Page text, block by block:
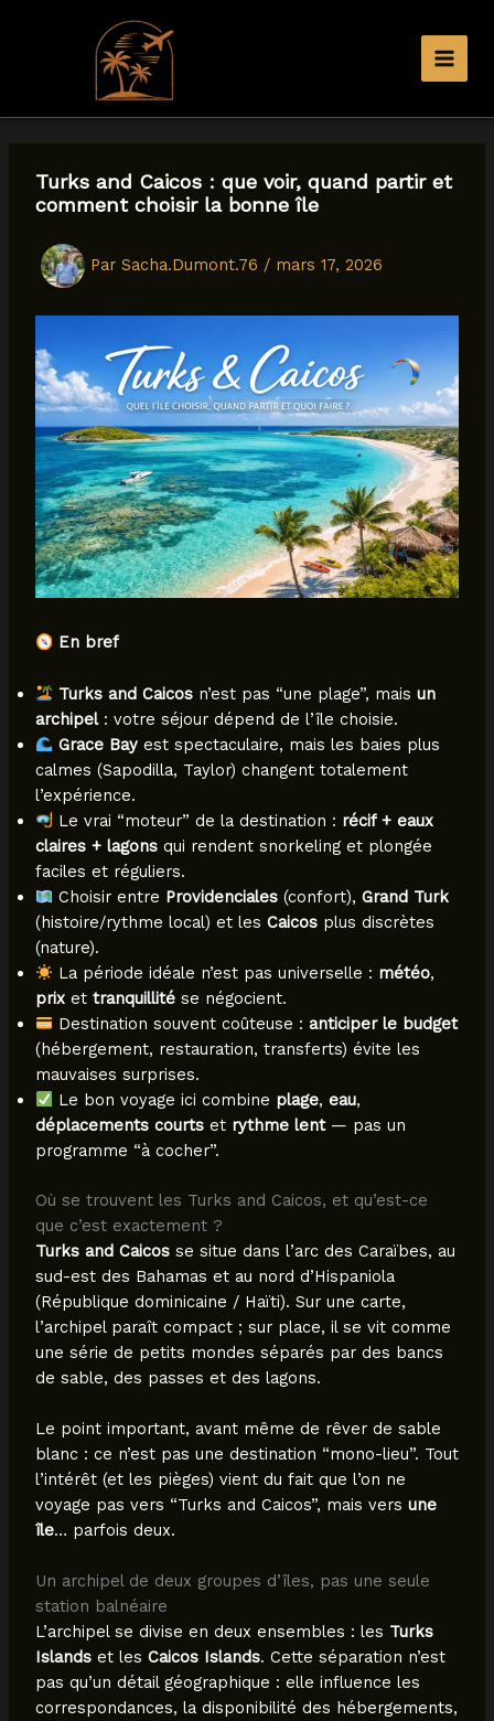
Aller
contenuTurks and Caicos : que voir, quand partir et
comment choisir la bonne île
Par Sacha.Dumont.76 / mars 17, 2026
En bref
Turks and Caicos n’est pas “une plage”, maisun
archipel: votre séjour dépend de l’île choisie.
Grace Bay est spectaculaire, mais les baies plus
calmes (Sapodilla, Taylor) changent totalement
l’expérience.
Le vrai “moteur” de la destination : récif + eaux
claires + lagonsqui rendent snorkeling et plongée
faciles et réguliers.
Choisir entre Providenciales (confort),Grand Turk
(histoire/rythme local) et les Caicosplus discrètes
(nature).
La période idéale n’est pas universelle : météo,
prixet tranquillitése négocient.
Destination souvent coûteuse :anticiper le budget
(hébergement, restauration, transferts) évite les
mauvaises surprises.
Le bon voyage ici combine plage,eau,
déplacements courtset rythme lent— pas un
programme “à cocher”.
Où se trouvent les Turks and Caicos, et qu’est-ce
que c’est exactement ?
Turks and Caicosse situe dans l’arc des Caraïbes, au
sud-est des Bahamas et au nord d’Hispaniola
(République dominicaine / Haïti). Sur une carte,
l’archipel paraît compact ; sur place, il se vit comme
une série de petits mondes séparés par des bancs
de sable, des passes et des lagons.
Le point important, avant même de rêver de sable
blanc : ce n’est pas une destination “mono-lieu”. Tout
l’intérêt (et les pièges) vient du fait que l’on ne
voyage pas vers “Turks and Caicos”, mais vers une
île… parfois deux.
Un archipel de deux groupes d’îles, pas une seule
station balnéaire
L’archipel se divise en deux ensembles : les Turks
Islandset les Caicos Islands. Cette séparation n’est
pas qu’un détail géographique : elle influence les
correspondances, la disponibilité des hébergements,